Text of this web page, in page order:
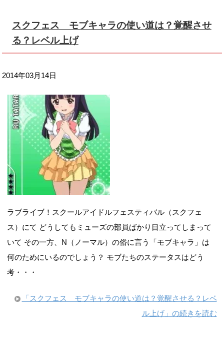
スクフェス モブキャラの使い道は？覚醒させ
る？レベル上げ
2014年03月14日
ラブライブ！スクールアイドルフェスティバル（スクフェ
ス）にて どうしてもミューズの部員ばかり目立ってしまって
いて その一方、N（ノーマル）の俗に言う「モブキャラ」は
何のためにいるのでしょう？ モブたちのステータスはどう
考・・・
「スクフェス モブキャラの使い道は？覚醒させる？レベ
ル上げ」の続きを読む